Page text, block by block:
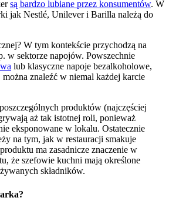
są bardzo lubiane przez konsumentów. W
jak Nestlé, Unilever i Barilla należą do
W tym kontekście przychodzą na
w sektorze napojów. Powszechnie
lub klasyczne napoje bezalkoholowe,
znaleźć w niemal każdej karcie
produktów (najczęściej
aż tak istotnej roli, ponieważ
eksponowane w lokalu. Ostatecznie
na tym, jak w restauracji smakuje
ma zasadnicze znaczenie w
że szefowie kuchni mają określone
składników.